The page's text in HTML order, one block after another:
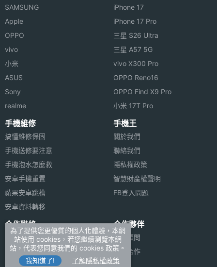
SAMSUNG
Apple
OPPO
vivo
小米
ASUS
Sony
realme
iPhone 17
iPhone 17 Pro
三星 S26 Ultra
三星 A57 5G
vivo X300 Pro
OPPO Reno16
OPPO Find X9 Pro
小米 17T Pro
手機維修
搞懂維修保固
手機送修要注意
手機泡水怎麼救
安卓手機重置
蘋果安卓跳槽
安卓資料轉移
手機王
關於我們
聯絡我們
隱私權政策
智慧財產權聲明
FB登入問題
合作聯絡
廣告刊登
加入商店報價
新聞聯絡
合作夥伴
法律顧問
媒體合作
為了提供您更優質的個人化體驗，本網
站使用 cookies，若您繼續瀏覽本網
站，代表您同意我們的 cookies 政策。
我知道了!
了解隱私權政策